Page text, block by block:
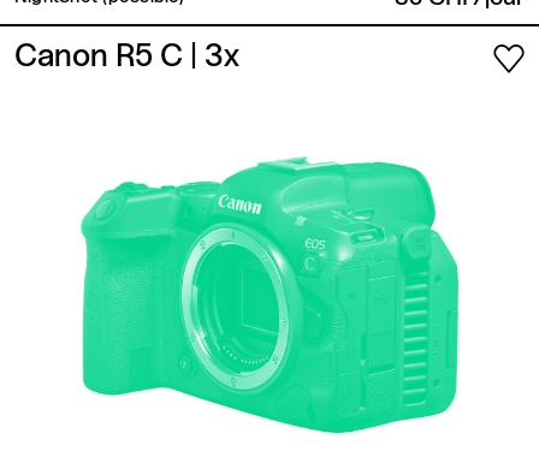
Canon R5 C | 3x